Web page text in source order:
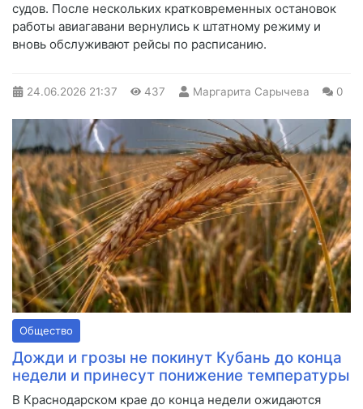
судов. После нескольких кратковременных остановок
работы авиагавани вернулись к штатному режиму и
вновь обслуживают рейсы по расписанию.
24.06.2026 21:37 437 Маргарита Сарычева 0
Общество
Дожди и грозы не покинут Кубань до конца
недели и принесут понижение температуры
В Краснодарском крае до конца недели ожидаются